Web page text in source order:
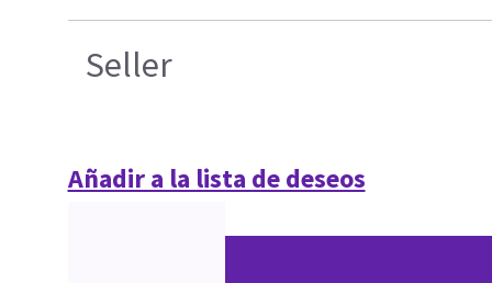
Seller
Añadir a la lista de deseos